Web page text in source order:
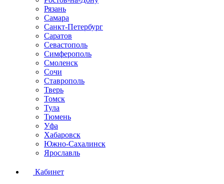
Рязань
Самара
Санкт-Петербург
Саратов
Севастополь
Симферополь
Смоленск
Сочи
Ставрополь
Тверь
Томск
Тула
Тюмень
Уфа
Хабаровск
Южно-Сахалинск
Ярославль
Кабинет